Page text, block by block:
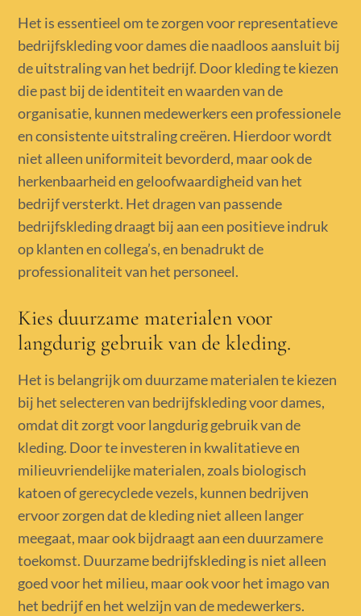
Het is essentieel om te zorgen voor representatieve
bedrijfskleding voor dames die naadloos aansluit bij
de uitstraling van het bedrijf. Door kleding te kiezen
die past bij de identiteit en waarden van de
organisatie, kunnen medewerkers een professionele
en consistente uitstraling creëren. Hierdoor wordt
niet alleen uniformiteit bevorderd, maar ook de
herkenbaarheid en geloofwaardigheid van het
bedrijf versterkt. Het dragen van passende
bedrijfskleding draagt bij aan een positieve indruk
op klanten en collega’s, en benadrukt de
professionaliteit van het personeel.
Kies duurzame materialen voor
langdurig gebruik van de kleding.
Het is belangrijk om duurzame materialen te kiezen
bij het selecteren van bedrijfskleding voor dames,
omdat dit zorgt voor langdurig gebruik van de
kleding. Door te investeren in kwalitatieve en
milieuvriendelijke materialen, zoals biologisch
katoen of gerecyclede vezels, kunnen bedrijven
ervoor zorgen dat de kleding niet alleen langer
meegaat, maar ook bijdraagt aan een duurzamere
toekomst. Duurzame bedrijfskleding is niet alleen
goed voor het milieu, maar ook voor het imago van
het bedrijf en het welzijn van de medewerkers.